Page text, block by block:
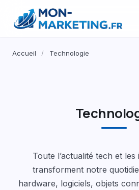
Accueil / Technologie
Toute l’actualité tech et
transforment notre
hardware, logiciels, objets